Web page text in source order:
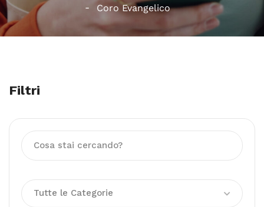
Coro Evangelico
Filtri
Tutte le Categorie